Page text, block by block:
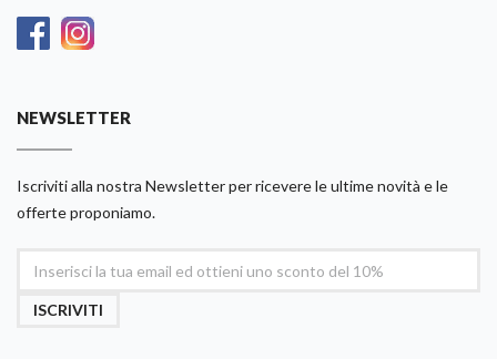
NEWSLETTER
Iscriviti alla nostra Newsletter per ricevere le ultime novità e le
offerte proponiamo.
ISCRIVITI